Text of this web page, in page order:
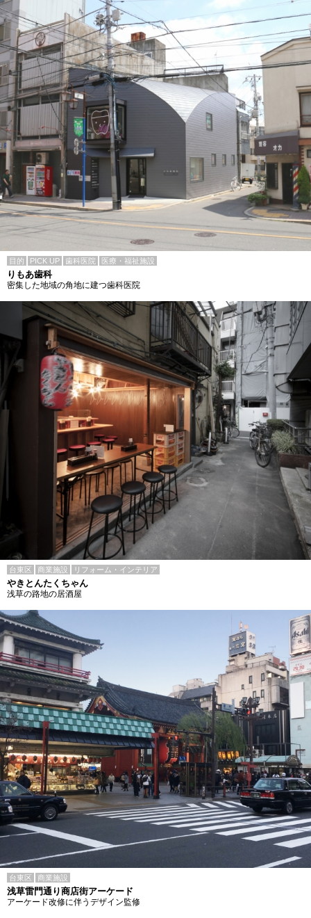
目的 PICK UP 歯科医院 医療・福祉施設
りもあ歯科
密集した地域の角地に建つ歯科医院
台東区 商業施設 リフォーム・インテリア
やきとんたくちゃん
浅草の路地の居酒屋
台東区 商業施設
浅草雷門通り商店街アーケード
アーケード改修に伴うデザイン監修